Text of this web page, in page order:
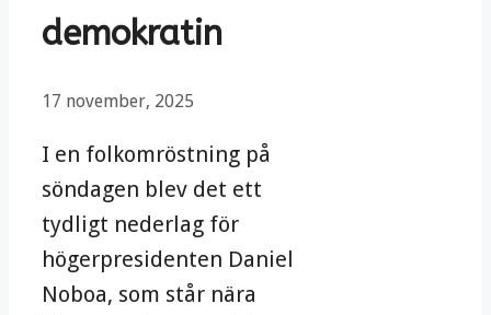
demokratin
17 november, 2025
I en folkomröstning på
söndagen blev det ett
tydligt nederlag för
högerpresidenten Daniel
Noboa, som står nära